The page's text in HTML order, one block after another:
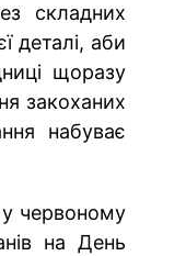
складних
деталі, аби
щоразу
закоханих
набуває
у червоному
на День